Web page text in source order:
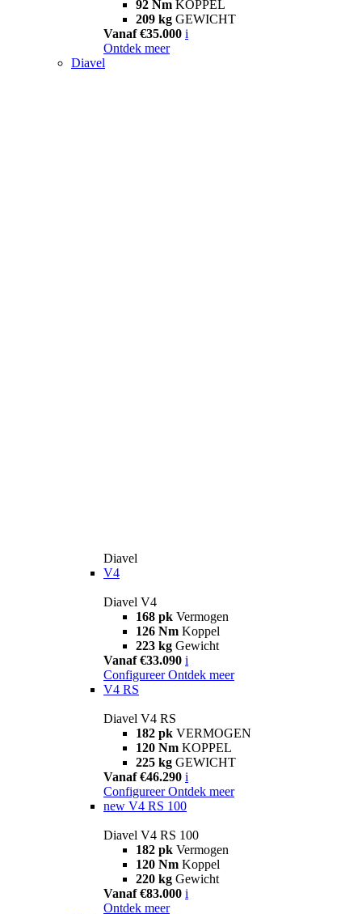
92 Nm KOPPEL
209 kg GEWICHT
Vanaf €35.000 i
Ontdek meer
Diavel
Diavel
V4
Diavel V4
168 pk Vermogen
126 Nm Koppel
223 kg Gewicht
Vanaf €33.090 i
Configureer Ontdek meer
V4 RS
Diavel V4 RS
182 pk VERMOGEN
120 Nm KOPPEL
225 kg GEWICHT
Vanaf €46.290 i
Configureer Ontdek meer
new V4 RS 100
Diavel V4 RS 100
182 pk Vermogen
120 Nm Koppel
220 kg Gewicht
Vanaf €83.000 i
Ontdek meer